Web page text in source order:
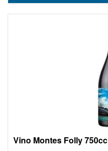
Vino Montes Folly 750cc